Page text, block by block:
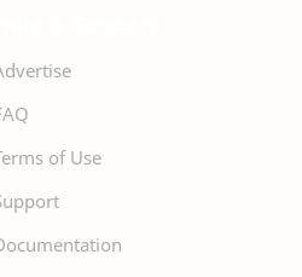
of Use